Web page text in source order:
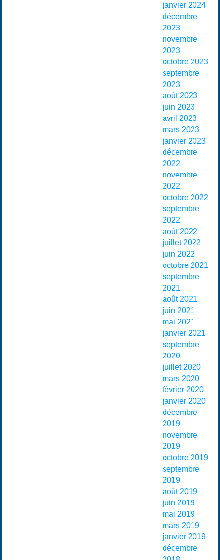
janvier 2024
décembre
2023
novembre
2023
octobre 2023
septembre
2023
août 2023
juin 2023
avril 2023
mars 2023
janvier 2023
décembre
2022
novembre
2022
octobre 2022
septembre
2022
août 2022
juillet 2022
juin 2022
octobre 2021
septembre
2021
août 2021
juin 2021
mai 2021
janvier 2021
septembre
2020
juillet 2020
mars 2020
février 2020
janvier 2020
décembre
2019
novembre
2019
octobre 2019
septembre
2019
août 2019
juin 2019
mai 2019
mars 2019
janvier 2019
décembre